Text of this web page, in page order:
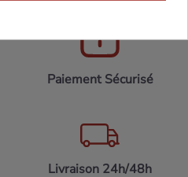
Paiement Sécurisé
Livraison 24h/48h